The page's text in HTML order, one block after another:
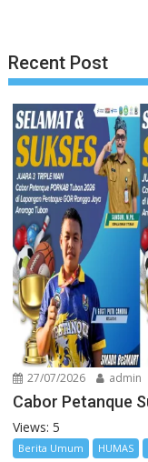
Recent Post
27/07/2026 admin
Cabor Petanque
Views: 5
Berita Umum HUMAS